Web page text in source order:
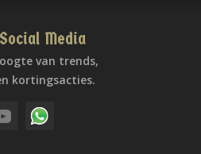
Media
van trends,
kortingsacties.